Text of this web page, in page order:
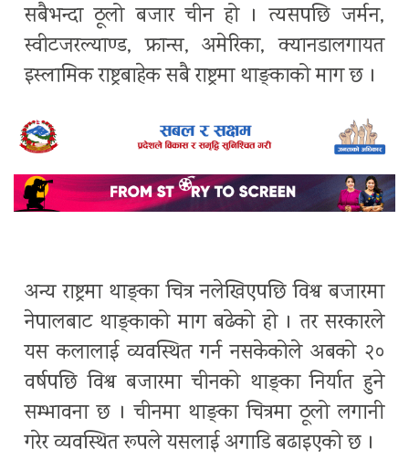
सबैभन्दा ठूलो बजार चीन हो । त्यसपछि जर्मन,
स्वीटजरल्याण्ड, फ्रान्स, अमेरिका, क्यानडालगायत
इस्लामिक राष्ट्रबाहेक सबै राष्ट्रमा थाङ्काको माग छ ।
अन्य राष्ट्रमा थाङ्का चित्र नलेखिएपछि विश्व बजारमा
नेपालबाट थाङ्काको माग बढेको हो । तर सरकारले
यस कलालाई व्यवस्थित गर्न नसकेकोले अबको २०
वर्षपछि विश्व बजारमा चीनको थाङ्का निर्यात हुने
सम्भावना छ । चीनमा थाङ्का चित्रमा ठूलो लगानी
गरेर व्यवस्थित रूपले यसलाई अगाडि बढाइएको छ ।